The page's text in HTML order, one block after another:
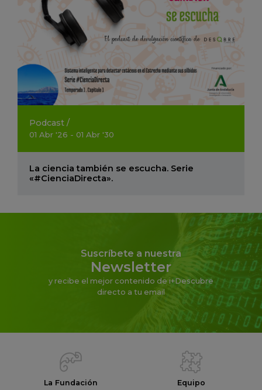
Podcast /
01 Abr '26 - 01 Abr '30
La ciencia también se escucha. Serie
«#CienciaDirecta».
Suscríbete a nuestra
Newsletter
y recibe el mejor contenido de i+Descubre
directo a tu email
La Fundación Equipo